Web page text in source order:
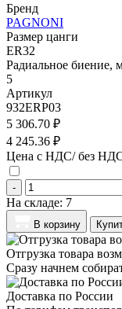
Бренд
PAGNONI
Размер цанги
ER32
Радиальное биение,
5
Артикул
932ERP03
5 306.70 ₽
4 245.36 ₽
Цена с НДС/ без
-
На складе: 7
В корзину
Отгрузка товара
Сразу начнем
Доставка по России